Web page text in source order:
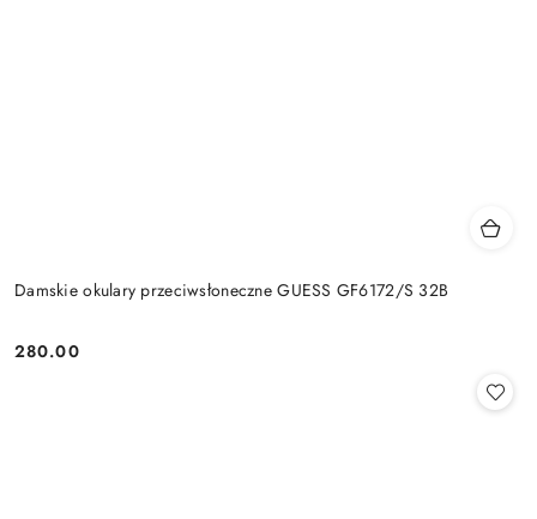
Damskie okulary przeciwsłoneczne GUESS GF6172/S 32B
Cena:
280.00